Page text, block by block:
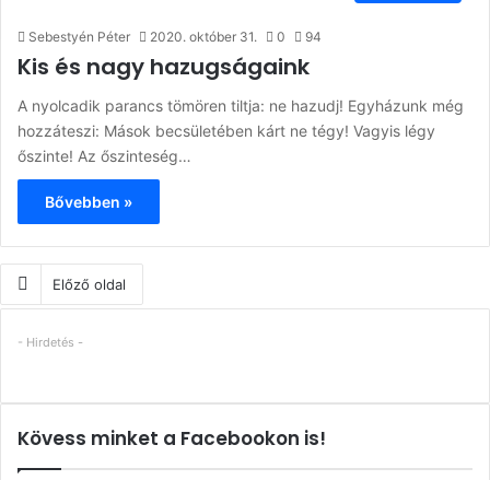
Sebestyén Péter 2020. október 31. 0 94
Kis és nagy hazugságaink
A nyolcadik parancs tömören tiltja: ne hazudj! Egyházunk még
hozzáteszi: Mások becsületében kárt ne tégy! Vagyis légy
őszinte! Az őszinteség…
Bővebben »
Előző oldal
- Hirdetés -
Kövess minket a Facebookon is!